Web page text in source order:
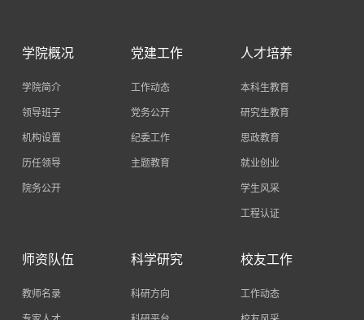
学院概况
学院简介
领导班子
机构设置
历任领导
院务公开
党建工作
工作动态
党务公开
纪委工作
主题教育
人才培养
本科生教育
研究生教育
思政教育
就业创业
学生风采
工程认证
师资队伍
教师名录
专家人才
科学研究
科研方向
科研平台
校友工作
工作动态
校友风采